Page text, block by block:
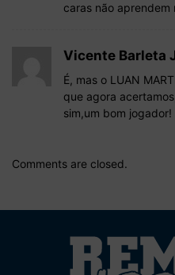
caras não aprendem
Vicente Barleta
É, mas o LUAN
que agora
sim,um bom jogador!
Comments are closed.